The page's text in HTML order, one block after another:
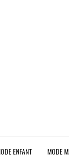
ENFANT MODE